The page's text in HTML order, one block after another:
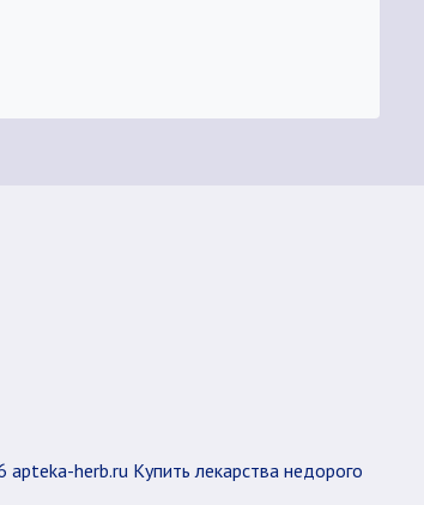
herb.ru Купить лекарства недорого